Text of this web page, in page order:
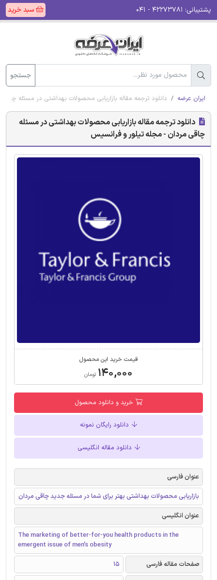
پشتیبانی: سبد خرید
جستجو
ایران عرضه دانلود ترجمه مقاله بازاریابی محصولات بهداشتی در مسئله
دانلود ترجمه مقاله بازاریابی محصولات بهداشتی در مسئله
چاقی مردان - مجله تیلور و فرانسیس
قیمت خرید این محصول
۱۴۰,۰۰۰ تومان
خرید و دانلود محصول
دانلود رایگان نمونه
دانلود مقاله انگلیسی
عنوان فارسی
بازاریابی محصولات بهداشتی بهتر برای شما در مسئله جدید چاقی مردان
عنوان انگلیسی
The marketing of better-for-you health products in the
emergent issue of men’s obesity
صفحات مقاله فارسی
15